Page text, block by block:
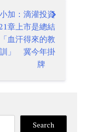
加：滴灌投資
章上市是總結
「血汗得來的教
訓」 冀今年掛
牌
Search